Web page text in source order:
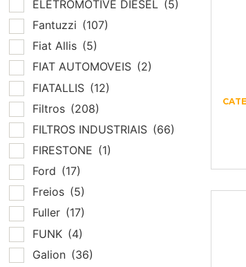
ELETROMOTIVE DIESEL (5)
Fantuzzi (107)
Fiat Allis (5)
FIAT AUTOMOVEIS (2)
FIATALLIS (12)
Filtros (208)
FILTROS INDUSTRIAIS (66)
FIRESTONE (1)
Ford (17)
Freios (5)
Fuller (17)
FUNK (4)
Galion (36)